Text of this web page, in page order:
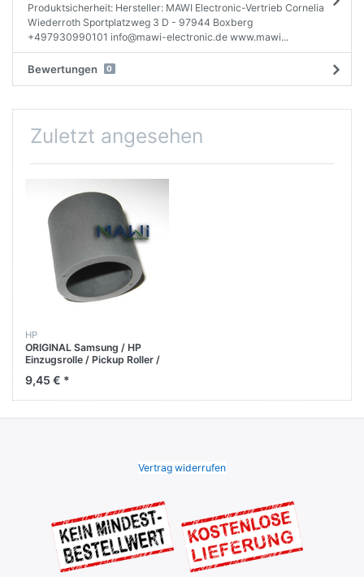
Produktsicherheit: Hersteller: MAWI Electronic-Vertrieb Cornelia
Wiederroth Sportplatzweg 3 D - 97944 Boxberg
+497930990101 info@mawi-electronic.de www.mawi...
Bewertungen 0
Zuletzt angesehen
HP
ORIGINAL Samsung / HP
Einzugsrolle / Pickup Roller /
M4070FX
9,45 € *
Vertrag widerrufen